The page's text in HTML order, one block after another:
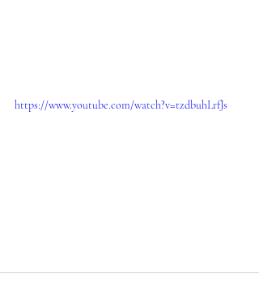
https://www.youtube.com/watch?v=tzdbuhLrfJs